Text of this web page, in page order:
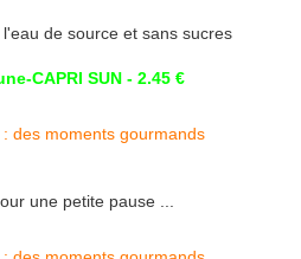
de source et sans sucres
CAPRI SUN - 2.45 €
une petite pause ...